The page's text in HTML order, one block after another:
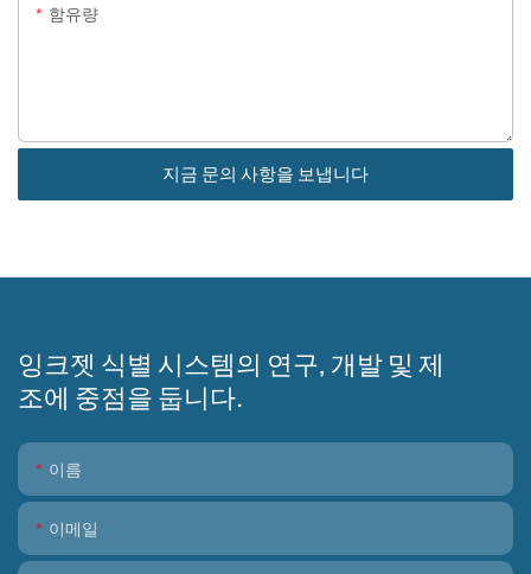
함유량
지금 문의 사항을 보냅니다
잉크젯 식별 시스템의 연구, 개발 및 제
조에 중점을 둡니다.
이름
이메일